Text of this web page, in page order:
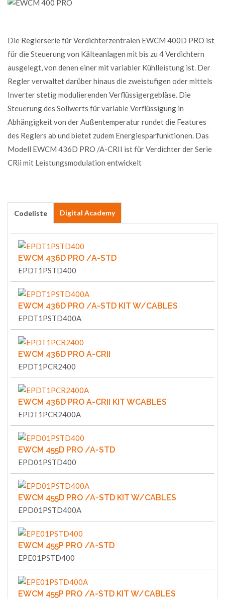
Die Reglerserie für Verdichterzentralen EWCM 400D PRO ist
für die Steuerung von Kälteanlagen mit bis zu 4 Verdichtern
ausgelegt, von denen einer mit variabler Kühlleistung ist. Der
Regler verwaltet darüber hinaus die zweistufigen oder mittels
Inverter stetig modulierenden Verflüssigergebläse. Die
Steuerung des Sollwerts für variable Verflüssigung in
Abhängigkeit von der Außentemperatur rundet die Features
des Reglers ab und bietet zudem Energiesparfunktionen. Das
Modell EWCM 436D PRO /A-CRII ist für Verdichter der Serie
CRii mit Leistungsmodulation entwickelt
Codeliste Digital Academy
EWCM 436D PRO /A-STD
EPDT1PSTD400
EWCM 436D PRO /A-STD KIT W/CABLES
EPDT1PSTD400A
EWCM 436D PRO A-CRII
EPDT1PCR2400
EWCM 436D PRO A-CRII KIT WCABLES
EPDT1PCR2400A
EWCM 455D PRO /A-STD
EPD01PSTD400
EWCM 455D PRO /A-STD KIT W/CABLES
EPD01PSTD400A
EWCM 455P PRO /A-STD
EPE01PSTD400
EWCM 455P PRO /A-STD KIT W/CABLES